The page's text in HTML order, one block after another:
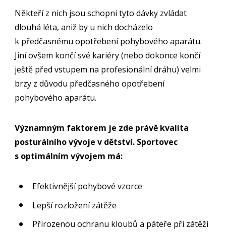
Někteří z nich jsou schopni tyto dávky zvládat
dlouhá léta, aniž by u nich docházelo
k předčasnému opotřebení pohybového aparátu.
Jiní ovšem končí své kariéry (nebo dokonce končí
ještě před vstupem na profesionální dráhu) velmi
brzy z důvodu předčasného opotřebení
pohybového aparátu.
Významným faktorem je zde právě kvalita
posturálního vývoje v dětství. Sportovec
s optimálním vývojem má:
Efektivnější pohybové vzorce
Lepší rozložení zátěže
Přirozenou ochranu kloubů a páteře při zátěži